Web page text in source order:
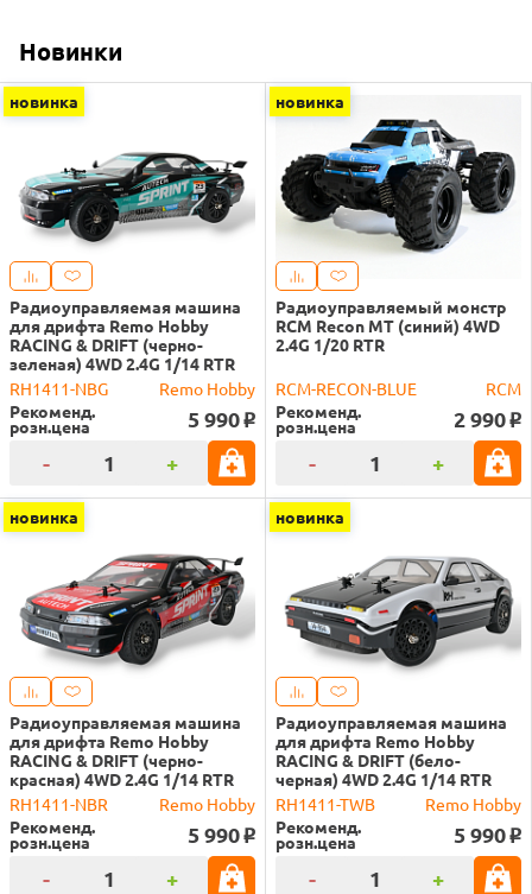
Новинки
новинка
Радиоуправляемая машина
для дрифта Remo Hobby
RACING & DRIFT (черно-
зеленая) 4WD 2.4G 1/14 RTR
RH1411-NBG
Remo Hobby
Рекоменд.
розн.цена 5 990 o
- +
новинка
Радиоуправляемый монстр
RCM Recon MT (синий) 4WD
2.4G 1/20 RTR
RCM-RECON-BLUE
RCM
Рекоменд.
розн.цена 2 990 o
- +
новинка
Радиоуправляемая машина
для дрифта Remo Hobby
RACING & DRIFT (черно-
красная) 4WD 2.4G 1/14 RTR
RH1411-NBR
Remo Hobby
Рекоменд.
розн.цена 5 990 o
- +
новинка
Радиоуправляемая машина
для дрифта Remo Hobby
RACING & DRIFT (бело-
черная) 4WD 2.4G 1/14 RTR
RH1411-TWB
Remo Hobby
Рекоменд.
розн.цена 5 990 o
- +